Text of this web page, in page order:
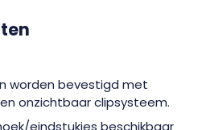
worden bevestigd met
onzichtbaar clipsysteem.
eindstukjes beschikbaar